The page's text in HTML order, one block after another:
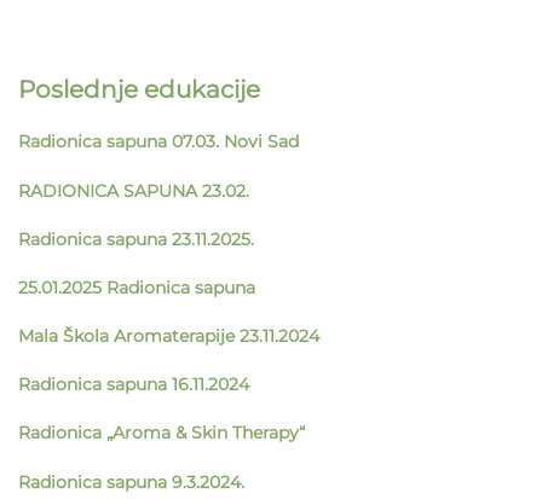
Poslednje edukacije
Radionica sapuna 07.03. Novi Sad
RADIONICA SAPUNA 23.02.
Radionica sapuna 23.11.2025.
25.01.2025 Radionica sapuna
Mala Škola Aromaterapije 23.11.2024
Radionica sapuna 16.11.2024
Radionica „Aroma & Skin Therapy“
Radionica sapuna 9.3.2024.